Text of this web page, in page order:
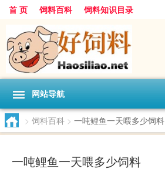
首 页 饲料百科 饲料知识目录
网站导航
> 饲料百科 > 一吨鲤鱼一天喂多少饲料
一吨鲤鱼一天喂多少饲料